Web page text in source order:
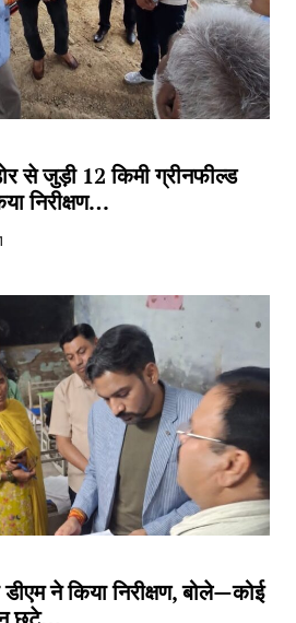
से जुड़ी 12 किमी ग्रीनफील्ड
निरीक्षण…
ने किया निरीक्षण, बोले—कोई